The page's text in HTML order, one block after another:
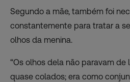
Segundo a mãe, também foi
constantemente para tratar a
olhos da menina.
“Os olhos dela não paravam de
quase colados; era como